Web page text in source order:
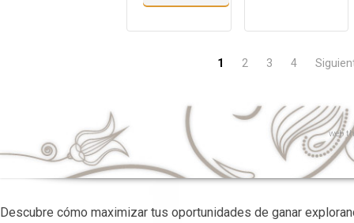
1 2 3 4
web
Descubre cómo maximizar tus oportunidades de ganar